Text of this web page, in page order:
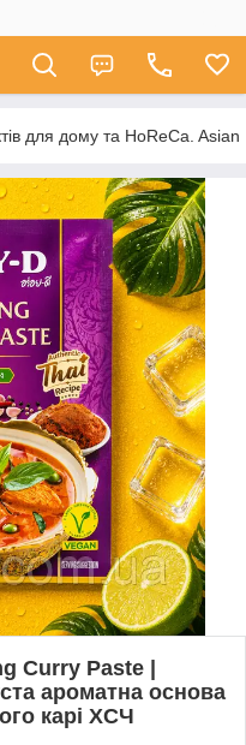
для дому та HoReCa.
Curry Paste |
ароматна основа
карі XCЧ